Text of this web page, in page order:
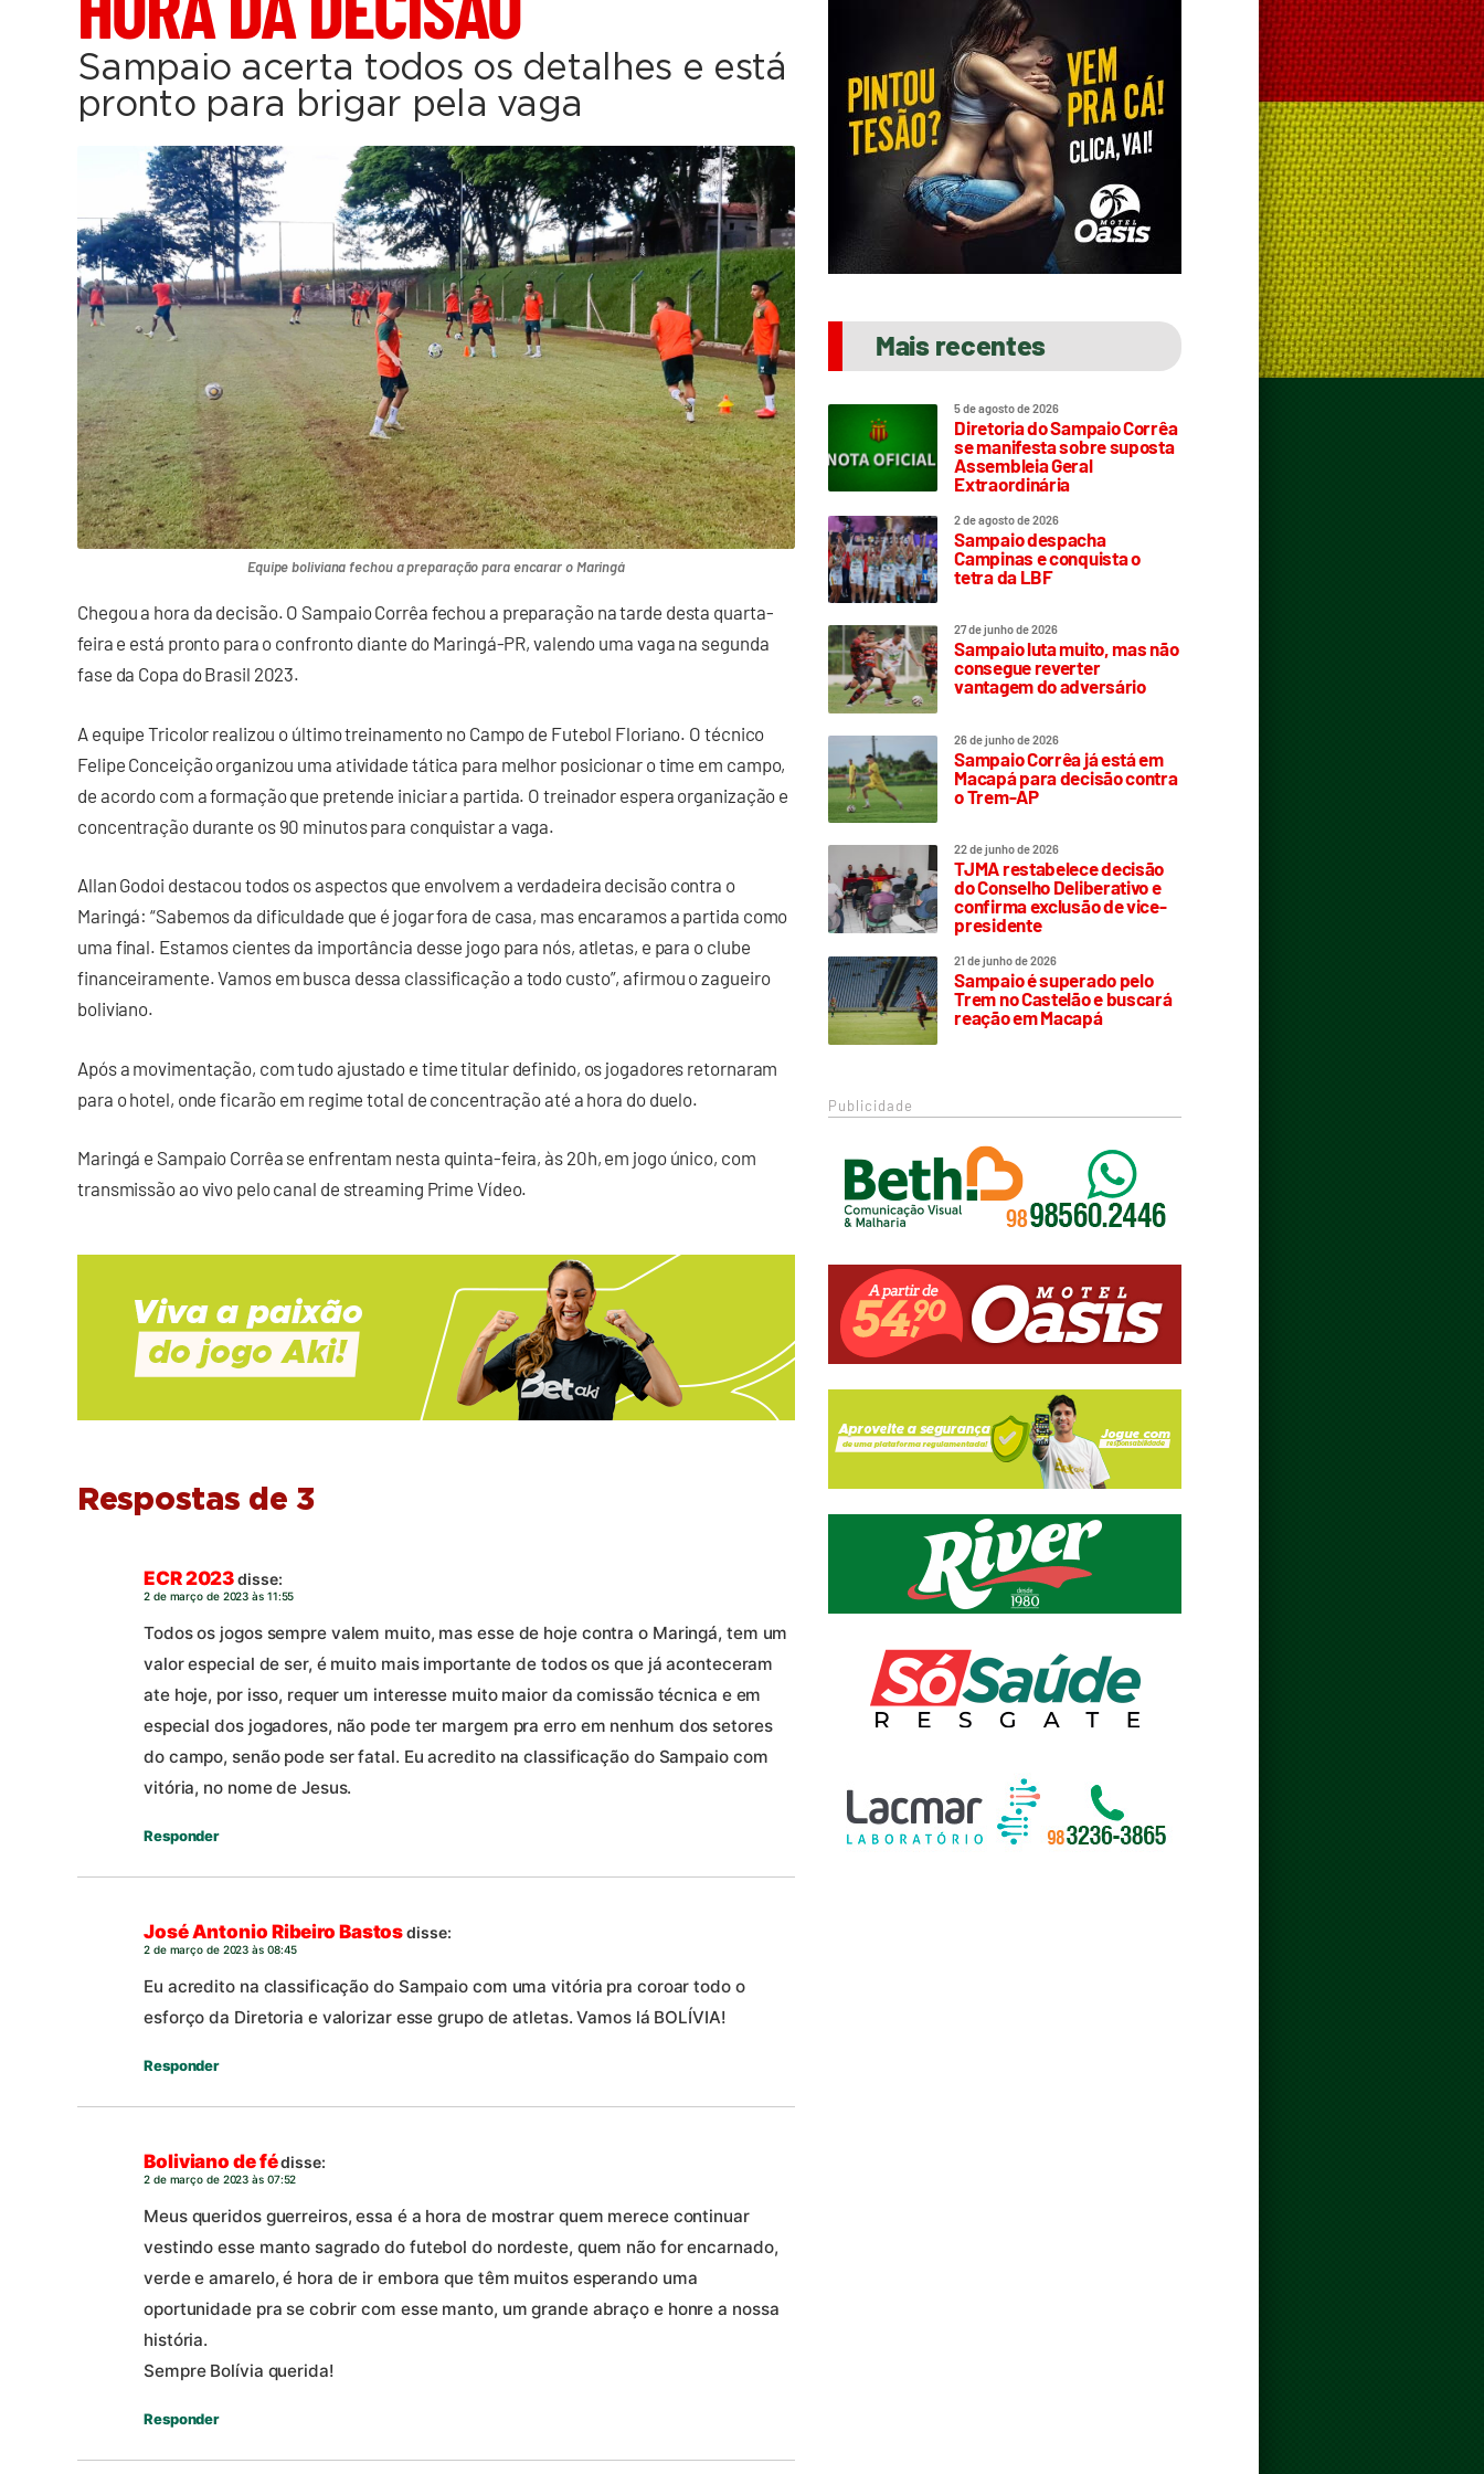
Sampaio acerta todos os detalhes e está
pronto para brigar pela vaga
Equipe boliviana fechou a preparação para encarar o Maringá
Chegou a hora da decisão. O Sampaio Corrêa fechou a preparação na tarde desta quarta-
feira e está pronto para o confronto diante do Maringá-PR, valendo uma vaga na segunda
fase da Copa do Brasil 2023.
A equipe Tricolor realizou o último treinamento no Campo de Futebol Floriano. O técnico
Felipe Conceição organizou uma atividade tática para melhor posicionar o time em campo,
de acordo com a formação que pretende iniciar a partida. O treinador espera organização e
concentração durante os 90 minutos para conquistar a vaga.
Allan Godoi destacou todos os aspectos que envolvem a verdadeira decisão contra o
Maringá: “Sabemos da dificuldade que é jogar fora de casa, mas encaramos a partida como
uma final. Estamos cientes da importância desse jogo para nós, atletas, e para o clube
financeiramente. Vamos em busca dessa classificação a todo custo”, afirmou o zagueiro
boliviano.
Após a movimentação, com tudo ajustado e time titular definido, os jogadores retornaram
para o hotel, onde ficarão em regime total de concentração até a hora do duelo.
Maringá e Sampaio Corrêa se enfrentam nesta quinta-feira, às 20h, em jogo único, com
transmissão ao vivo pelo canal de streaming Prime Vídeo.
Respostas de 3
ECR 2023disse:
2 de março de 2023 às 11:55
Todos os jogos sempre valem muito, mas esse de hoje contra o Maringá, tem um
valor especial de ser, é muito mais importante de todos os que já aconteceram
ate hoje, por isso, requer um interesse muito maior da comissão técnica e em
especial dos jogadores, não pode ter margem pra erro em nenhum dos setores
do campo, senão pode ser fatal. Eu acredito na classificação do Sampaio com
vitória, no nome de Jesus.
Responder
José Antonio Ribeiro Bastosdisse:
2 de março de 2023 às 08:45
Eu acredito na classificação do Sampaio com uma vitória pra coroar todo o
esforço da Diretoria e valorizar esse grupo de atletas. Vamos lá BOLÍVIA!
Responder
Boliviano de fédisse:
2 de março de 2023 às 07:52
Meus queridos guerreiros, essa é a hora de mostrar quem merece continuar
vestindo esse manto sagrado do futebol do nordeste, quem não for encarnado,
verde e amarelo, é hora de ir embora que têm muitos esperando uma
oportunidade pra se cobrir com esse manto, um grande abraço e honre a nossa
história.
Sempre Bolívia querida!
Responder
Mais recentes
5 de agosto de 2026
Diretoria do Sampaio Corrêa
se manifesta sobre suposta
Assembleia Geral
Extraordinária
2 de agosto de 2026
Sampaio despacha
Campinas e conquista o
tetra da LBF
27 de junho de 2026
Sampaio luta muito, mas não
consegue reverter
vantagem do adversário
26 de junho de 2026
Sampaio Corrêa já está em
Macapá para decisão contra
o Trem-AP
22 de junho de 2026
TJMA restabelece decisão
do Conselho Deliberativo e
confirma exclusão de vice-
presidente
21 de junho de 2026
Sampaio é superado pelo
Trem no Castelão e buscará
reação em Macapá
Publicidade